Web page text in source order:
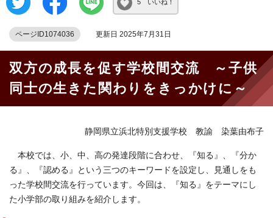
5 いいね！
ページID1074036 更新日 2025年7月31日
双方の成長を促す学校間交流 ～子供
同士の生きた関わりをきっかけに～
静岡県立浜北特別支援学校 教諭 染葉由布子
本校では、小、中、高の発達段階に合わせ、『知る』、『分か
る』、『認める』という三つのキーワードを設定し、見通しをも
った学校間交流を行っています。今回は、『知る』をテーマにし
た小学部の取り組みを紹介します。